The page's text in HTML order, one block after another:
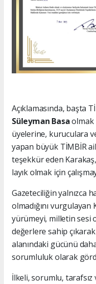
Açıklamasında, başta
Süleyman Basaolmak
üyelerine, kuruculara
yapan büyük TİMBİR
teşekkür eden
layık olmak için
Gazeteciliğin yalnızca
olmadığını
yürümeyi, milletin sesi
değerlere sahip
alanındaki gücünü
sorumluluk olarak
İlkeli, sorumlu,